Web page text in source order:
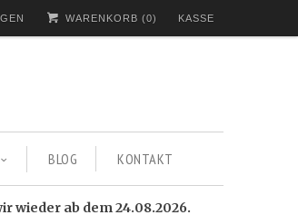
WARENKORB (0) KASSE
BLOG KONTAKT
wieder ab dem 24.08.2026.